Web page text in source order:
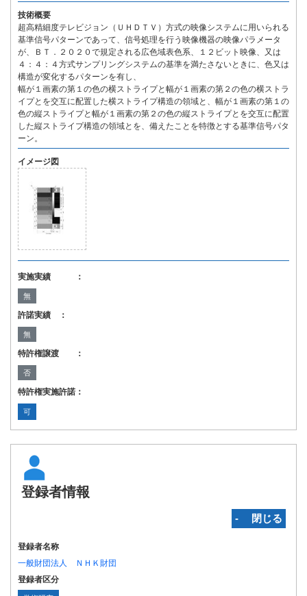
技術概要
超高精細度テレビジョン（ＵＨＤＴＶ）方式の映像システムに用いられる
基準信号パターンであって、信号処理を行う映像機器の映像パラメータ
が、ＢＴ．２０２０で規定される広色域表色系、１２ビット映像、又は
４：４：４方式サンプリングシステムの基準を満たさないときに、色又は
構造が変化するパターンを有し、
幅が１画素の第１の色の横ストライプと幅が１画素の第２の色の横ストラ
イプとを交互に配置した横ストライプ構造の領域と、幅が１画素の第１の
色の縦ストライプと幅が１画素の第２の色の縦ストライプとを交互に配置
した縦ストライプ構造の領域とを、備えたことを特徴とする基準信号パタ
ーン。
イメージ図
実施実績 ：
無
許諾実績 ：
無
特許権譲渡 ：
否
特許権実施許諾：
可
登録者情報
‐ 閉じる
登録者名称
一般財団法人 ＮＨＫ財団
登録者区分